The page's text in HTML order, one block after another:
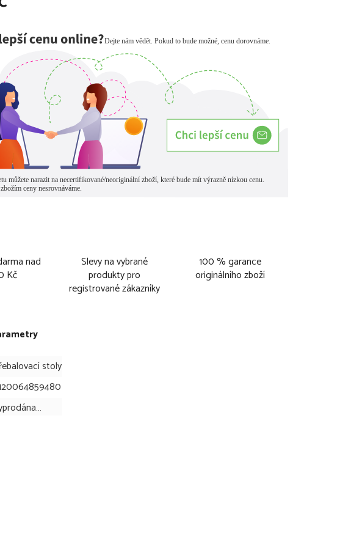
nad
Kč
Slevy na vybrané
produkty pro
registrované zákazníky
100 % garance
originálního zboží
stoly